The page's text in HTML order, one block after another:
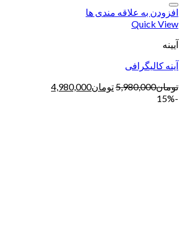
افزودن به علاقه مندی ها
Quick View
آیینه
آینه کالیگرافی
تومان5,980,000تومان4,980,000
-15%